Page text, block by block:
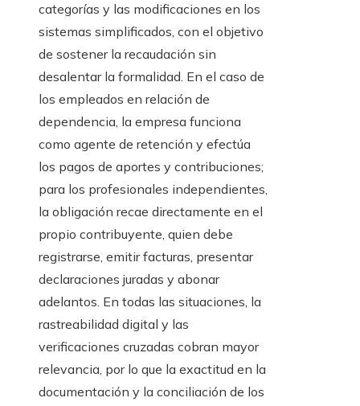
categorías y las modificaciones en los
sistemas simplificados, con el objetivo
de sostener la recaudación sin
desalentar la formalidad. En el caso de
los empleados en relación de
dependencia, la empresa funciona
como agente de retención y efectúa
los pagos de aportes y contribuciones;
para los profesionales independientes,
la obligación recae directamente en el
propio contribuyente, quien debe
registrarse, emitir facturas, presentar
declaraciones juradas y abonar
adelantos. En todas las situaciones, la
rastreabilidad digital y las
verificaciones cruzadas cobran mayor
relevancia, por lo que la exactitud en la
documentación y la conciliación de los